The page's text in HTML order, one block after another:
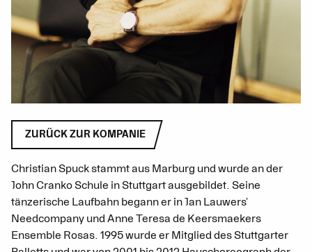
ZURÜCK ZUR KOMPANIE
Christian Spuck stammt aus Marburg und wurde an der
John Cranko Schule in Stuttgart ausgebildet. Seine
tänzerische Laufbahn begann er in Jan Lauwers’
Needcompany und Anne Teresa de Keersmaekers
Ensemble Rosas. 1995 wurde er Mitglied des Stuttgarter